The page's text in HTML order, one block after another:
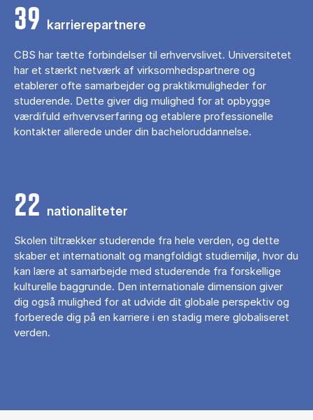
39 karrierepartnere
CBS har tætte forbindelser til erhvervslivet. Universitetet
har et stærkt netværk af virksomhedspartnere og
etablerer ofte samarbejder og praktikmuligheder for
studerende. Dette giver dig mulighed for at opbygge
værdifuld erhvervserfaring og etablere professionelle
kontakter allerede under din bacheloruddannelse.
22 nationaliteter
Skolen tiltrækker studerende fra hele verden, og dette
skaber et internationalt og mangfoldigt studiemiljø, hvor du
kan lære at samarbejde med studerende fra forskellige
kulturelle baggrunde. Den internationale dimension giver
dig også mulighed for at udvide dit globale perspektiv og
forberede dig på en karriere i en stadig mere globaliseret
verden.